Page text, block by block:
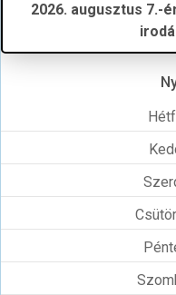
2026. augusztus 7.-